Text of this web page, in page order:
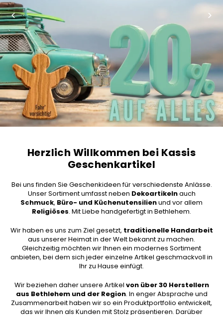
N
K
A
R
T
I
E
L
G
M
H
Herzlich Willkommen bei Kassis
Geschenkartikel
Bei uns finden Sie Geschenkideen für verschiedenste Anlässe.
Unser Sortiment umfasst neben Dekoartikelnauch
Schmuck, Büro- und Küchenutensilienund vor allem
Religiöses. Mit Liebe handgefertigt in Bethlehem.
Wir haben es uns zum Ziel gesetzt, traditionelle Handarbeit
aus unserer Heimat in der Welt bekannt zu machen.
Gleichzeitig möchten wir Ihnen ein modernes Sortiment
anbieten, bei dem sich jeder einzelne Artikel geschmackvoll in
Ihr zu Hause einfügt.
Wir beziehen daher unsere Artikel von über 30 Herstellern
aus Bethlehem und der Region. In enger Absprache und
Zusammenarbeit haben wir so ein Produktportfolio entwickelt,
das wir Ihnen als Kunden mit Stolz präsentieren. Darüber